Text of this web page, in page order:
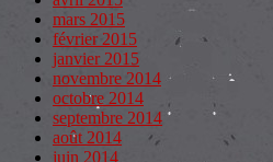
mars 2015
février 2015
janvier 2015
novembre 2014
octobre 2014
septembre 2014
août 2014
juin 2014